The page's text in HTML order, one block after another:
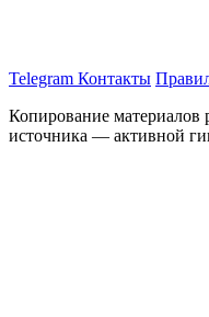
Telegram Контакты
Копирование материалов
источника — активной